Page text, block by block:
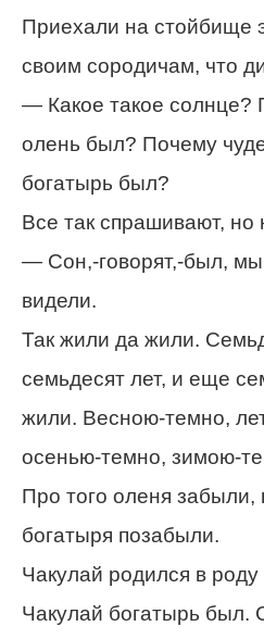
Приехали на стойбище
своим сородичам, что
— Какое такое солнце?
олень был? Почему
богатырь был?
Все так спрашивают, но
— Сон,-говорят,-был,
видели.
Так жили да жили.
семьдесят лет, и еще
жили. Весною-темно,
осенью-темно, зимою-
Про того оленя забыли,
богатыря позабыли.
Чакулай родился в роду
Чакулай богатырь был.